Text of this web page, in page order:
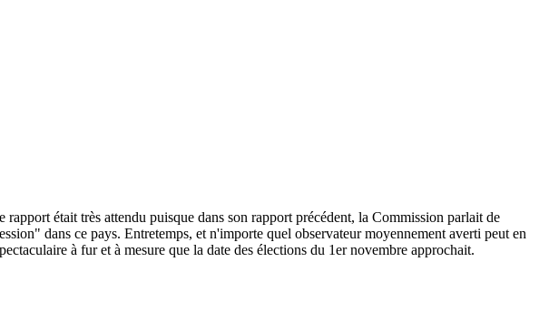
était très attendu puisque dans son rapport précédent, la Commission parlait de
dans ce pays. Entretemps, et n'importe quel observateur moyennement averti peut en
à fur et à mesure que la date des élections du 1er novembre approchait.